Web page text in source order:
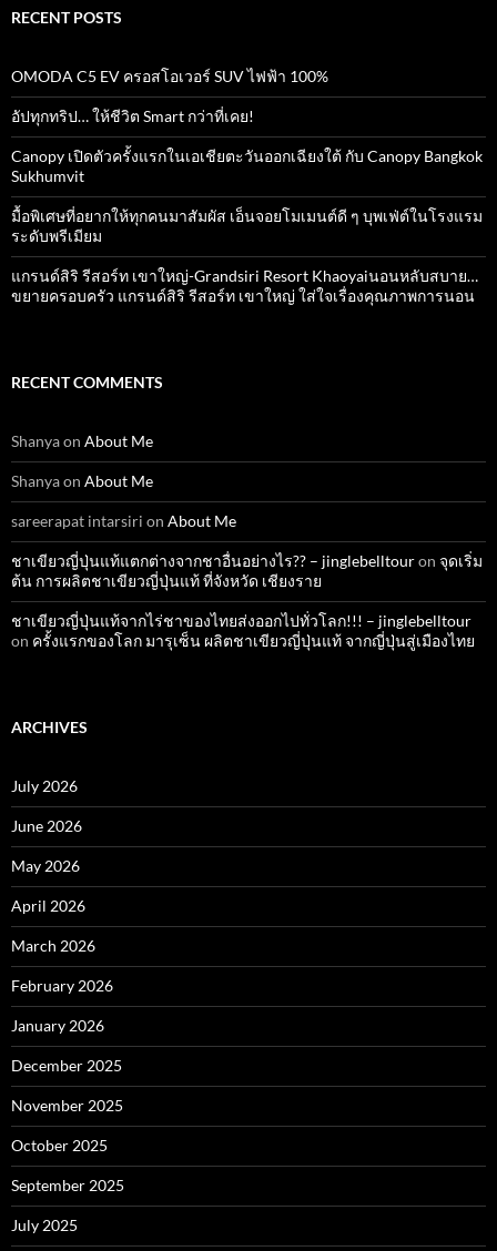
RECENT POSTS
OMODA C5 EV ครอสโอเวอร์ SUV ไฟฟ้า 100%
อัปทุกทริป… ให้ชีวิต Smart กว่าที่เคย!
Canopy เปิดตัวครั้งแรกในเอเชียตะวันออกเฉียงใต้ กับ Canopy Bangkok
Sukhumvit
มื้อพิเศษที่อยากให้ทุกคนมาสัมผัส เอ็นจอยโมเมนต์ดี ๆ บุพเฟ่ต์ในโรงแรม
ระดับพรีเมียม
แกรนด์สิริ​ รีสอร์ท​ เขาใหญ่​-Grandsiri​ Resort​ Khaoyaiนอนหลับสบาย…
ขยายครอบครัว แกรนด์สิริ รีสอร์ท เขาใหญ่ ใส่ใจเรื่องคุณภาพการนอน
RECENT COMMENTS
Shanyaon About Me
Shanyaon About Me
sareerapat intarsiri on About Me
ชาเขียวญี่ปุ่นแท้แตกต่างจากชาอื่นอย่างไร?? – jinglebelltouron จุดเริ่ม
ต้น การผลิตชาเขียวญี่ปุ่นแท้ ที่จังหวัด เชียงราย
ชาเขียวญี่ปุ่นแท้จากไร่ชาของไทยส่งออกไปทั่วโลก!!! – jinglebelltour
on ครั้งแรกของโลก มารุเซ็น ผลิตชาเขียวญี่ปุ่นแท้ จากญี่ปุ่นสู่เมืองไทย
ARCHIVES
July 2026
June 2026
May 2026
April 2026
March 2026
February 2026
January 2026
December 2025
November 2025
October 2025
September 2025
July 2025